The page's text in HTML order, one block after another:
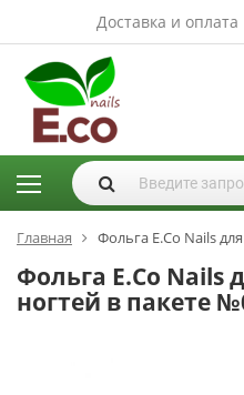
Доставка и оплата
АКСЕССУАРЫ И
РАСХОДНЫЕ
МАТЕРИАЛЫ
Аксессуары
Запасные
лампы
Кисти
Одноразовая
продукция
Пилки
Главная Фольга E.Co Nails
Фольга E.Co Nails
ногтей в пакете